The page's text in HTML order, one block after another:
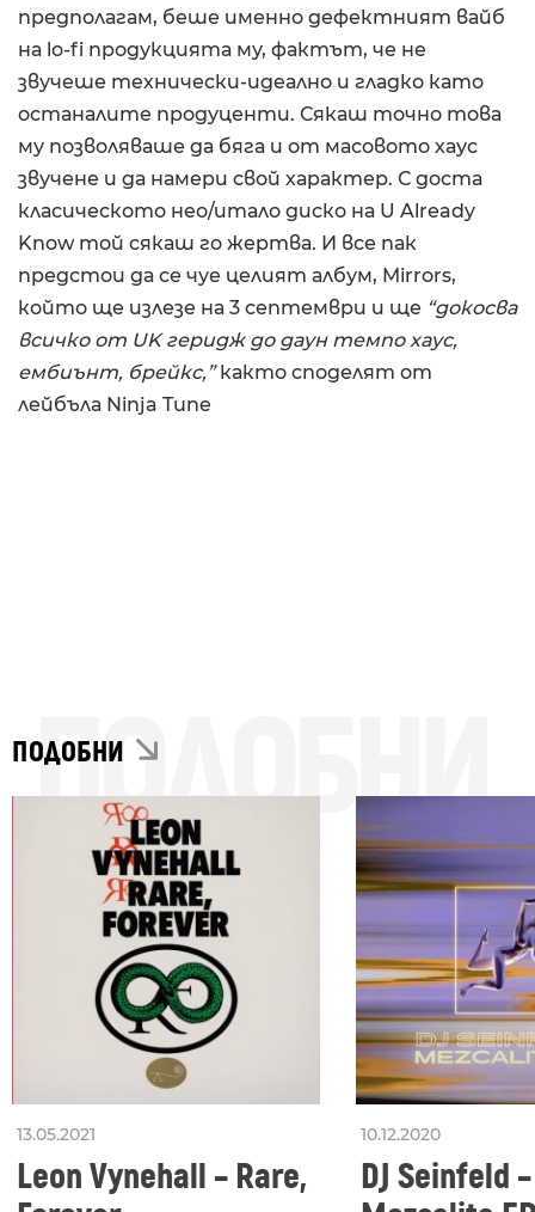
предполагам, беше именно дефектният вайб
на lo-fi продукцията му, фактът, че не
звучеше технически-идеално и гладко като
останалите продуценти. Сякаш точно това
му позволяваше да бяга и от масовото хаус
звучене и да намери свой характер. С доста
класическото нео/итало диско на U Already
Know той сякаш го жертва. И все пак
предстои да се чуе целият албум, Mirrors,
който ще излезе на 3 септември и ще “докосва
всичко от UK геридж до даун темпо хаус,
ембиънт, брейкс,”както споделят от
лейбъла Ninja Tune
ПОДОБНИ
ПОДОБНИ
13.05.2021
Leon Vynehall – Rare,
10.12.2020
DJ Seinfeld –